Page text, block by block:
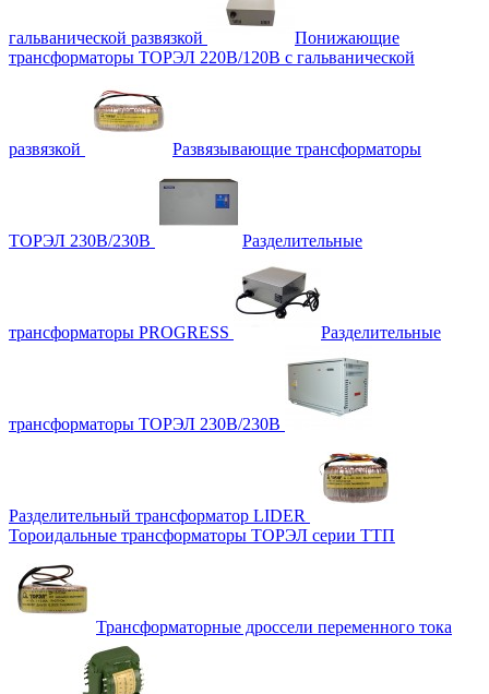
гальванической развязкой
Понижающие
трансформаторы ТОРЭЛ 220В/120В с гальванической
развязкой Развязывающие трансформаторы
ТОРЭЛ 230В/230В Разделительные
трансформаторы PROGRESS Разделительные
трансформаторы ТОРЭЛ 230В/230В
Разделительный трансформатор LIDER
Тороидальные трансформаторы ТОРЭЛ серии ТТП
Трансформаторные дроссели переменного тока